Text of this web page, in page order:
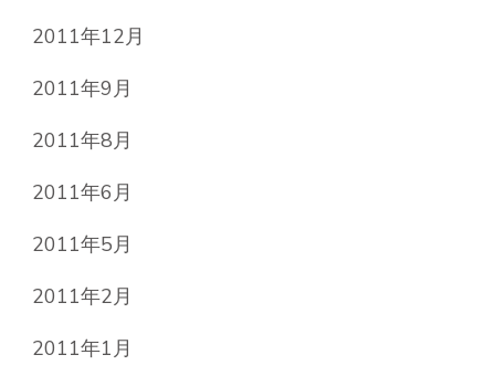
2011年12月
2011年9月
2011年8月
2011年6月
2011年5月
2011年2月
2011年1月